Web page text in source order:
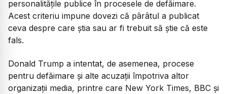
personalitățile publice în procesele de defăimare.
Acest criteriu impune dovezi că pârâtul a publicat
ceva despre care știa sau ar fi trebuit să știe că este
fals.
Donald Trump a intentat, de asemenea, procese
pentru defăimare și alte acuzații împotriva altor
organizații media, printre care New York Times, BBC și